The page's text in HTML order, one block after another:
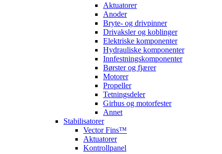
Aktuatorer
Anoder
Bryte- og drivpinner
Drivaksler og koblinger
Elektriske komponenter
Hydrauliske komponenter
Innfestningskomponenter
Børster og fjærer
Motorer
Propeller
Tetningsdeler
Girhus og motorfester
Annet
Stabilisatorer
Vector Fins™
Aktuatorer
Kontrollpanel